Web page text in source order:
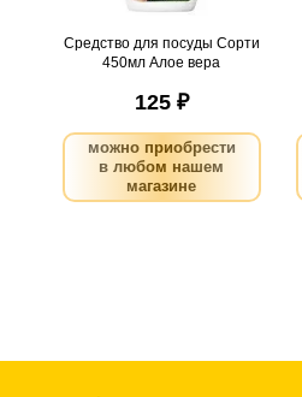
Средство для посуды Сорти
450мл Алое вера
125 ₽
можно приобрести
в любом нашем
магазине